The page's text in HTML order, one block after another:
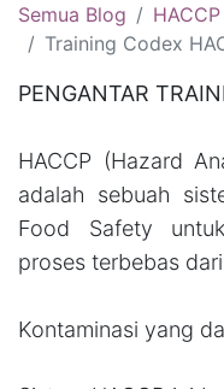
Semua Blog
HACCP
Training Codex HACCP Versi 2020 :(13-14 Agustus 2026, Yogyakarta
PENGANTAR
HACCP (Hazard
adalah sebuah
Food Safety
proses terbebas
Kontaminasi yang